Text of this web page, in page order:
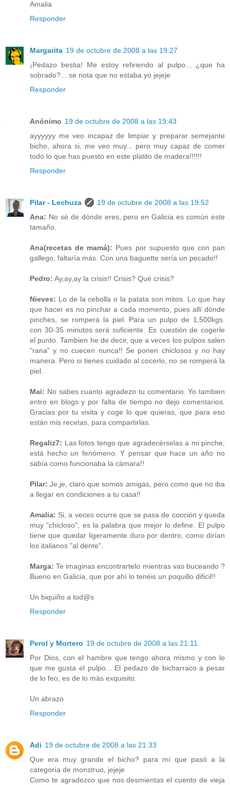
Amalia
Responder
Margarita 19 de octubre de 2008 a las 19:27
¡Pedazo bestia! Me estoy refiriendo al pulpo... ¿que ha
sobrado?... se nota que no estaba yo jejeje
Responder
Anónimo 19 de octubre de 2008 a las 19:43
ayyyyyy me veo incapaz de limpiar y preparar semejante
bicho, ahora si, me veo muy... pero muy capaz de comer
todo lo que has puesto en este platito de madera!!!!!!
Responder
Pilar - Lechuza
19 de octubre de 2008 a las 19:52
Ana: No sé de dónde eres, pero en Galicia es común este
tamaño.
Ana(recetas de mamá): Pues por supuesto que con pan
gallego, faltaría más. Con una baguette sería un pecado!!
Pedro: Ay,ay,ay la crisis!! Crisis? Qué crisis?
Nieves: Lo de la cebolla o la patata son mitos. Lo que hay
que hacer es no pinchar a cada momento, pues allí dónde
pinches, se romperá la piel. Para un pulpo de 1,500kgs.
con 30-35 minutos será suficiente. Es cuestión de cogerle
el punto. Tambien he de decir, que a veces los pulpos salen
"rana" y no cuecen nunca!! Se ponen chiclosos y no hay
manera. Pero si tienes cuidado al cocerlo, no se romperá la
piel.
Mai: No sabes cuanto agradezo tu comentario. Yo tambien
entro en blogs y por falta de tiempo no dejo comentarios.
Gracias por tu visita y coge lo que quieras, que para eso
están mis recetas, para compartirlas.
Regaliz7: Las fotos tengo que agradecérselas a mi pinche,
está hecho un fenómeno. Y pensar que hace un año no
sabía como funcionaba la cámara!!
Pilar: Je,je, claro que somos amigas, pero como que no iba
a llegar en condiciones a tu casa!!
Amalia: Si, a veces ocurre que se pasa de cocción y queda
muy "chicloso", es la palabra que mejor lo define. El pulpo
tiene que quedar ligeramente duro por dentro, como dirían
los italianos "al dente".
Marga: Te imaginas encontrartelo mientras vas buceando ?
Bueno en Galicia, que por ahí lo tenéis un poquillo dificil!!
Un biquiño a tod@s
Responder
Perol y Mortero 19 de octubre de 2008 a las 21:11
Por Dios, con el hambre que tengo ahora mismo y con lo
que me gusta el pulpo... El pedazo de bicharraco a pesar
de lo feo, es de lo más exquisito.
Un abrazo
Responder
Adi 19 de octubre de 2008 a las 21:33
Que era muy grande el bicho? para mí que pasó a la
categoría de monstruo, jejeje
Como te agradezco que nos desmientas el cuento de vieja